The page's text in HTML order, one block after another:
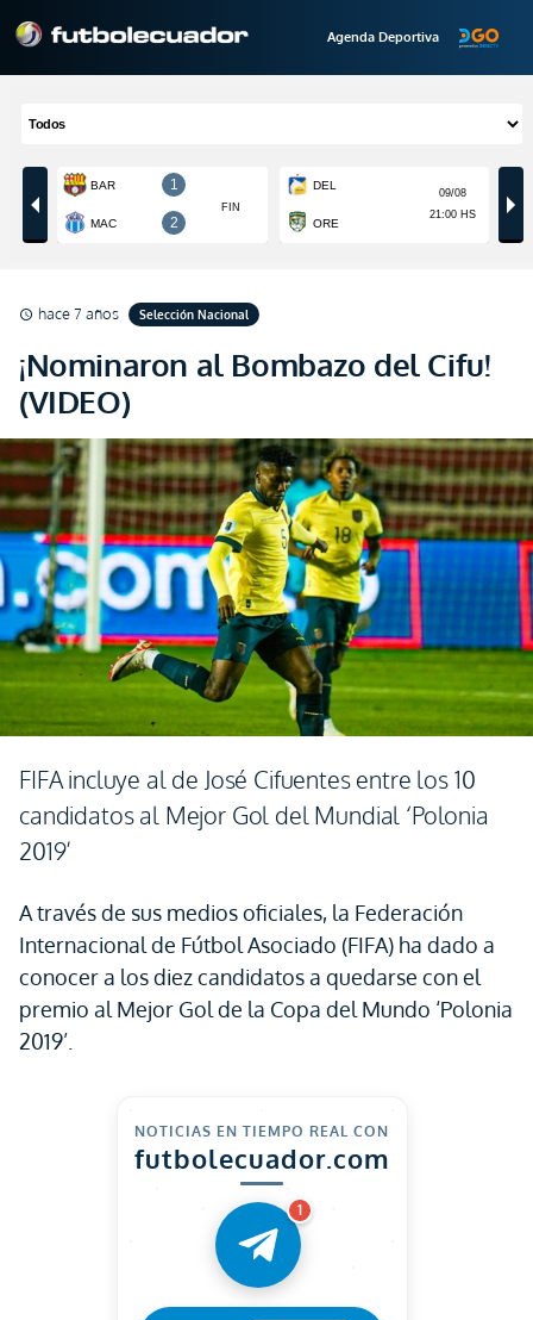
Agenda Deportiva
schedule hace 7 años Selección Nacional
¡Nominaron al Bombazo del Cifu!
(VIDEO)
FIFA incluye al de José Cifuentes entre los 10
candidatos al Mejor Gol del Mundial ‘Polonia
2019’
A través de sus medios oficiales, la Federación
Internacional de Fútbol Asociado (FIFA) ha dado a
conocer a los diez candidatos a quedarse con el
premio al Mejor Gol de la Copa del Mundo ‘Polonia
2019’.
NOTICIAS EN TIEMPO REAL CON
futbolecuador.com
1